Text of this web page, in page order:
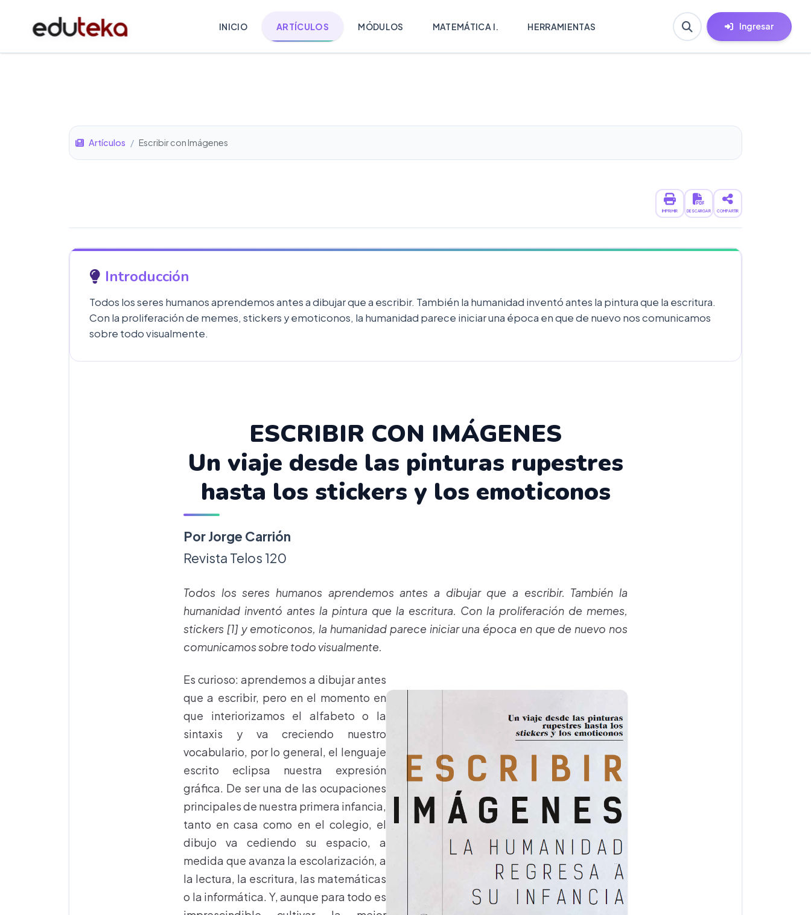
INICIO ARTÍCULOS MÓDULOS MATEMÁTICA I. HERRAMIENTAS Ingresar
Artículos / Escribir con Imágenes
IMPRIMIR DESCARGAR COMPARTIR
Introducción
Todos los seres humanos aprendemos antes a dibujar que a escribir. También la humanidad inventó antes la pintura que la escritura.
Con la proliferación de memes, stickers y emoticonos, la humanidad parece iniciar una época en que de nuevo nos comunicamos
sobre todo visualmente.
ESCRIBIR CON IMÁGENES
Un viaje desde las pinturas rupestres
hasta los stickers y los emoticonos
Por Jorge Carrión
Revista Telos 120
Todos los seres humanos aprendemos antes a dibujar que a escribir. También la
humanidad inventó antes la pintura que la escritura. Con la proliferación de memes,
stickers [1] y emoticonos, la humanidad parece iniciar una época en que de nuevo nos
comunicamos sobre todo visualmente.
Es curioso: aprendemos a dibujar antes
que a escribir, pero en el momento en
que interiorizamos el alfabeto o la
sintaxis y va creciendo nuestro
vocabulario, por lo general, el lenguaje
escrito eclipsa nuestra expresión
gráfica. De ser una de las ocupaciones
principales de nuestra primera infancia,
tanto en casa como en el colegio, el
dibujo va cediendo su espacio, a
medida que avanza la escolarización, a
la lectura, la escritura, las matemáticas
o la informática. Y, aunque para todo es